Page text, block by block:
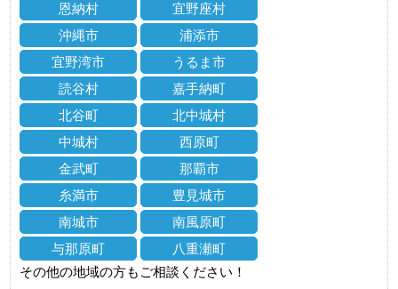
恩納村
宜野座村
沖縄市
浦添市
宜野湾市
うるま市
読谷村
嘉手納町
北谷町
北中城村
中城村
西原町
金武町
那覇市
糸満市
豊見城市
南城市
南風原町
与那原町
八重瀬町
その他の地域の方もご相談ください！